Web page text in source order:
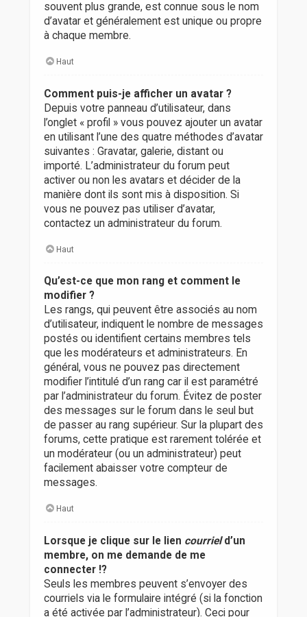
souvent plus grande, est connue sous le nom
d’avatar et généralement est unique ou propre
à chaque membre.
Haut
Comment puis-je afficher un avatar ?
Depuis votre panneau d’utilisateur, dans
l’onglet « profil » vous pouvez ajouter un avatar
en utilisant l’une des quatre méthodes d’avatar
suivantes : Gravatar, galerie, distant ou
importé. L’administrateur du forum peut
activer ou non les avatars et décider de la
manière dont ils sont mis à disposition. Si
vous ne pouvez pas utiliser d’avatar,
contactez un administrateur du forum.
Haut
Qu’est-ce que mon rang et comment le
modifier ?
Les rangs, qui peuvent être associés au nom
d’utilisateur, indiquent le nombre de messages
postés ou identifient certains membres tels
que les modérateurs et administrateurs. En
général, vous ne pouvez pas directement
modifier l’intitulé d’un rang car il est paramétré
par l’administrateur du forum. Évitez de poster
des messages sur le forum dans le seul but
de passer au rang supérieur. Sur la plupart des
forums, cette pratique est rarement tolérée et
un modérateur (ou un administrateur) peut
facilement abaisser votre compteur de
messages.
Haut
Lorsque je clique sur le lien courrield’un
membre, on me demande de me
connecter !?
Seuls les membres peuvent s’envoyer des
courriels via le formulaire intégré (si la fonction
a été activée par l’administrateur). Ceci pour